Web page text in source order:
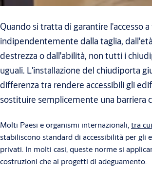
Quando si tratta di garantire l'accesso
indipendentemente dalla taglia,
destrezza o dall'abilità, non tutti i
uguali. L'installazione del chiudiporta
differenza tra rendere accessibili gli
sostituire semplicemente una barriera
Molti Paesi e organismi internazionali,tra
stabiliscono standard di accessibilità per gli
privati. In molti casi, queste norme si
costruzioni che ai progetti di adeguamento.